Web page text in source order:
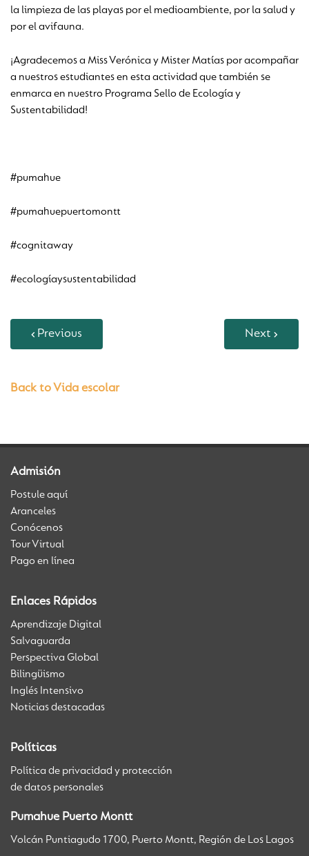
la limpieza de las playas por el medioambiente, por la salud y
por el avifauna.
¡Agradecemos a Miss Verónica y Mister Matías por acompañar
a nuestros estudiantes en esta actividad que también se
enmarca en nuestro Programa Sello de Ecología y
Sustentabilidad!
#pumahue
#pumahuepuertomontt
#cognitaway
#ecologíaysustentabilidad
Previous Next
Back to Vida escolar
Admisión
Postule aquí
Aranceles
Conócenos
Tour Virtual
Pago en línea
Enlaces Rápidos
Aprendizaje Digital
Salvaguarda
Perspectiva Global
Bilingüismo
Inglés Intensivo
Noticias destacadas
Políticas
Política de privacidad y protección
de datos personales
Pumahue Puerto Montt
Volcán Puntiagudo 1700, Puerto Montt, Región de Los Lagos